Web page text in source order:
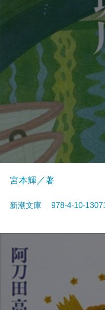
宮本輝／著
新潮文庫 978-4-10-